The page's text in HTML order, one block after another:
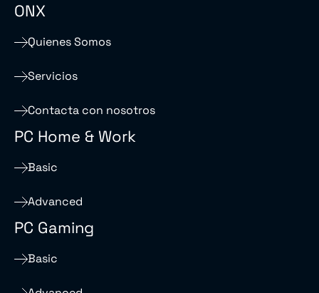
ONX
Quienes Somos
Servicios
Contacta con nosotros
PC Home & Work
Basic
Advanced
PC Gaming
Basic